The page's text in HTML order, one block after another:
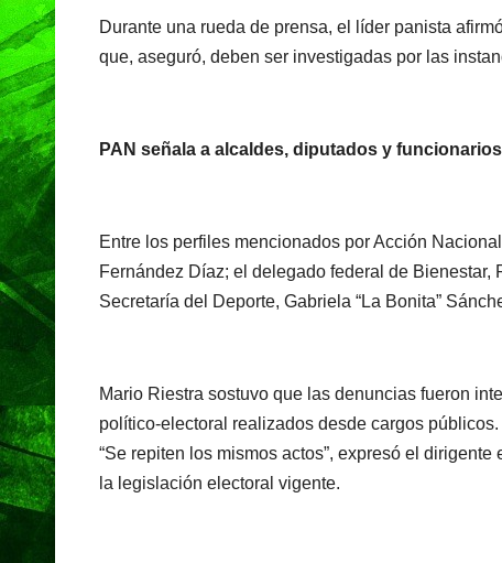
Durante una rueda de prensa, el líder panista
que, aseguró, deben ser investigadas por las
PAN señala a alcaldes, diputados y
Entre los perfiles mencionados por Acción
Fernández Díaz; el delegado federal de
Secretaría del Deporte, Gabriela “La Bonita”
Mario Riestra sostuvo que las denuncias fueron
político-electoral realizados desde cargos públicos.
“Se repiten los mismos actos”, expresó el
la legislación electoral vigente.